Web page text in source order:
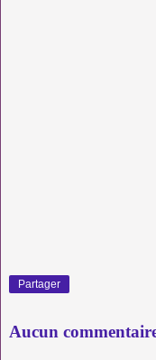
Partager
Aucun